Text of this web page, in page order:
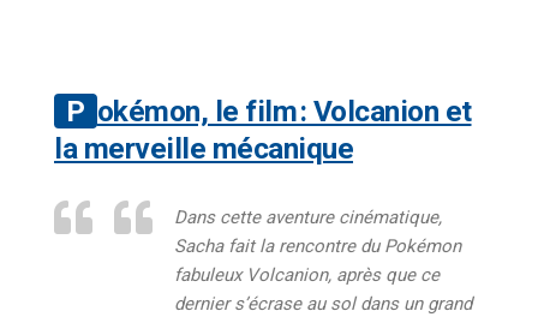
Pokémon, le film : Volcanion et
la merveille mécanique
Dans cette aventure cinématique,
Sacha fait la rencontre du Pokémon
fabuleux Volcanion, après que ce
dernier s’écrase au sol dans un grand